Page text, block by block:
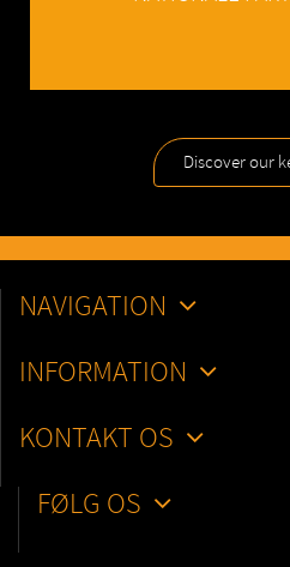
Discover our
NAVIGATION
INFORMATION
KONTAKT OS
FØLG OS